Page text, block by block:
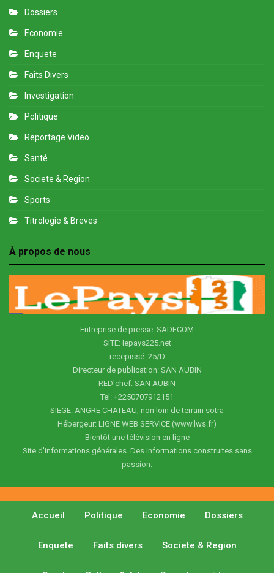
Dossiers
Economie
Enquete
Faits Divers
Investigation
Politique
Reportage Video
Santé
Societe & Region
Sports
Titrologie & Breves
À propos de nous
Entreprise de presse: SADECOM
SITE: lepays225.net
recepissé: 25/D
Directeur de publication: SAN AUBIN
RED'chef: SAN AUBIN
Tel: +2250707912151
SIEGE: ANGRE CHATEAU, non loin de terrain sotra
Hébergeur: LIGNE WEB SERVICE (www.lws.fr)
Bientôt une télévision en ligne
Site d'informations générales. Des informations construites sans
passion.
Accueil Politique Economie Dossiers
Enquete Faits divers Societe & Region